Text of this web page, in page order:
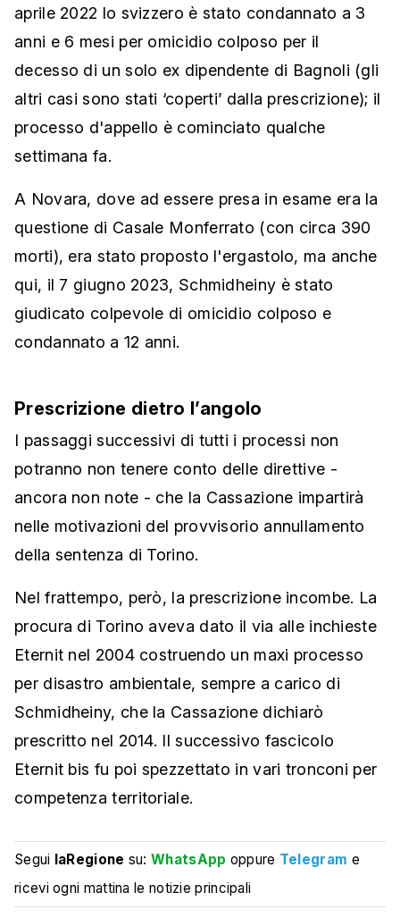
aprile 2022 lo svizzero è stato condannato a 3
anni e 6 mesi per omicidio colposo per il
decesso di un solo ex dipendente di Bagnoli (gli
altri casi sono stati ‘coperti’ dalla prescrizione); il
processo d'appello è cominciato qualche
settimana fa.
A Novara, dove ad essere presa in esame era la
questione di Casale Monferrato (con circa 390
morti), era stato proposto l'ergastolo, ma anche
qui, il 7 giugno 2023, Schmidheiny è stato
giudicato colpevole di omicidio colposo e
condannato a 12 anni.
Prescrizione dietro l’angolo
I passaggi successivi di tutti i processi non
potranno non tenere conto delle direttive -
ancora non note - che la Cassazione impartirà
nelle motivazioni del provvisorio annullamento
della sentenza di Torino.
Nel frattempo, però, la prescrizione incombe. La
procura di Torino aveva dato il via alle inchieste
Eternit nel 2004 costruendo un maxi processo
per disastro ambientale, sempre a carico di
Schmidheiny, che la Cassazione dichiarò
prescritto nel 2014. Il successivo fascicolo
Eternit bis fu poi spezzettato in vari tronconi per
competenza territoriale.
Segui laRegione su:WhatsApp oppure Telegram e
ricevi ogni mattina le notizie principali